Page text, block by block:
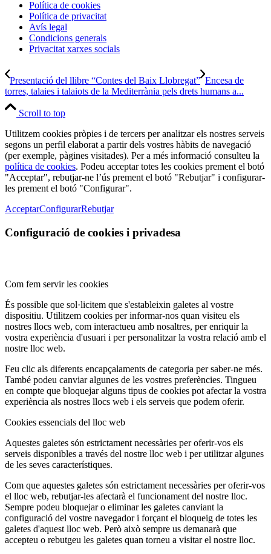
Política de cookies
Política de privacitat
Avís legal
Condicions generals
Privacitat xarxes socials
Presentació del llibre “Contes del Baix Llobregat” Encesa de
torres, talaies i talaiots de la Mediterrània pels drets humans a...
Scroll to top
Utilitzem cookies pròpies i de tercers per analitzar els nostres serveis
segons un perfil elaborat a partir dels vostres hàbits de navegació
(per exemple, pàgines visitades). Per a més informació consulteu la
política de cookies. Podeu acceptar totes les cookies prement el botó
"Acceptar", rebutjar-ne l’ús prement el botó "Rebutjar" i configurar-
les prement el botó "Configurar".
AcceptarConfigurarRebutjar
Configuració de cookies i privadesa
Com fem servir les cookies
És possible que sol·licitem que s'estableixin galetes al vostre
dispositiu. Utilitzem cookies per informar-nos quan visiteu els
nostres llocs web, com interactueu amb nosaltres, per enriquir la
vostra experiència d'usuari i per personalitzar la vostra relació amb el
nostre lloc web.
Feu clic als diferents encapçalaments de categoria per saber-ne més.
També podeu canviar algunes de les vostres preferències. Tingueu
en compte que bloquejar alguns tipus de cookies pot afectar la vostra
experiència als nostres llocs web i els serveis que podem oferir.
Cookies essencials del lloc web
Aquestes galetes són estrictament necessàries per oferir-vos els
serveis disponibles a través del nostre lloc web i per utilitzar algunes
de les seves característiques.
Com que aquestes galetes són estrictament necessàries per oferir-vos
el lloc web, rebutjar-les afectarà el funcionament del nostre lloc.
Sempre podeu bloquejar o eliminar les galetes canviant la
configuració del vostre navegador i forçant el bloqueig de totes les
galetes d'aquest lloc web. Però això sempre us demanarà que
accepteu o rebutgeu les galetes quan torneu a visitar el nostre lloc.